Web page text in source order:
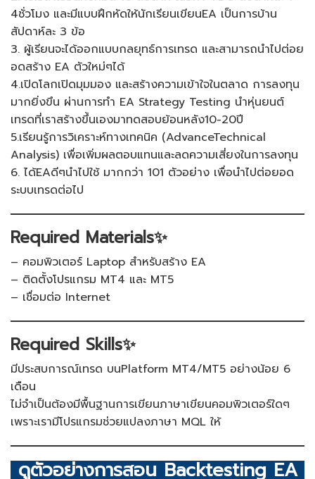
4ชั่วโมง และมีแบบฝึกหัดให้นักเรียนเขียนEA เป็นการบ้าน
สัปดาห์ละ 3 ข้อ
3. ผู้เรียนจะได้ออกแบบกลยุทธ์การเทรด และสามารถนำไปต่อย
อดสร้าง EA ตัวใหม่ๆได้
4.เปิดโลกเปิดมุมมอง และสร้างความเข้าใจในตลาด การลงทุน
มากยิ่งขึน ผ่านการทำ EA Strategy Testing นำหุ่นยนต์​
เทรดที่เราสร้างขึ้นเองมาทดสอบย้อนหลัง10-20ปี
5.เรียนรู้การวิเคราะห์ทางเทคนิค (Advance​Technical
Analysis) เพื่อเพิ่มผลตอบแทนและลดความเสี่ยงในการลงทุน
6. ได้EAดีๆนำไปใช้ มากกว่า 101 ตัว​อย่าง​ เพื่อนำไปต่อยอด
ระบบเทรดต่อไป
Required Materials✨
– คอมพิวเตอร์ Laptop สำหรับสร้าง EA
– ติดตั้งโปรแกรม MT4 และ MT5
– เชื่อมต่อ Internet
Required Skills✨
มีประสบการณ์เทรด บนPlatform MT4/MT5 อย่างน้อย 6
เดือน
ไม่จำเป็นต้องมีพื้นฐานการเขียนภาษาเขียนคอมพิวเตอร์ใดๆ
เพราะเรามีโปรแกรมช่วยแปลงภาษา MQL ให้
ดูตัวอย่างการสอน Backtesting EA